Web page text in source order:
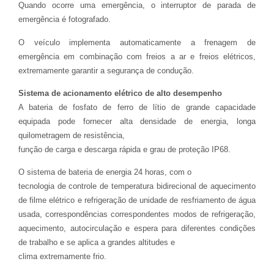
Quando ocorre uma emergência, o interruptor de parada de
emergência é fotografado.
O veículo implementa automaticamente a frenagem de
emergência em combinação com freios a ar e freios elétricos,
extremamente garantir a segurança de condução.
Sistema de acionamento elétrico de alto desempenho
A bateria de fosfato de ferro de lítio de grande capacidade
equipada pode fornecer alta densidade de energia, longa
quilometragem de resistência,
função de carga e descarga rápida e grau de proteção IP68.
O sistema de bateria de energia 24 horas, com o
tecnologia de controle de temperatura bidirecional de aquecimento
de filme elétrico e refrigeração de unidade de resfriamento de água
usada, correspondências correspondentes modos de refrigeração,
aquecimento, autocirculação e espera para diferentes condições
de trabalho e se aplica a grandes altitudes e
clima extremamente frio.